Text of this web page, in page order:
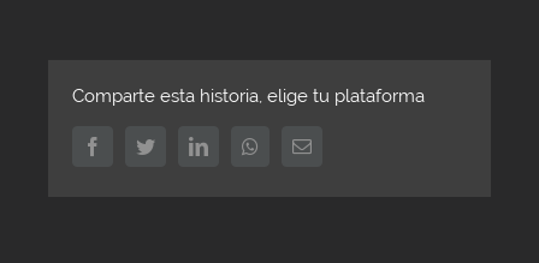
Comparte esta historia, elige tu plataforma
FacebookTwitterLinkedInWhatsappEmail